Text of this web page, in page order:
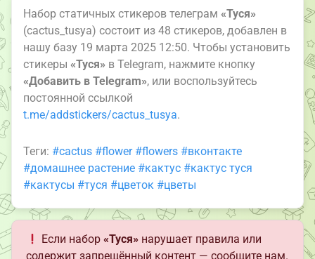
Набор статичных стикеров телеграм «Туся»
(cactus_tusya) состоит из 48 стикеров, добавлен в
нашу базу 19 марта 2025 12:50. Чтобы установить
стикеры «Туся» в Telegram, нажмите кнопку
«Добавить в Telegram», или воспользуйтесь
постоянной ссылкой
t.me/addstickers/cactus_tusya.
Теги: #cactus #flower #flowers #вконтакте
#домашнее растение #кактус #кактус туся
#кактусы #туся #цветок #цветы
Если набор«Туся» нарушает правила или
содержит запрещённый контент — сообщите нам.